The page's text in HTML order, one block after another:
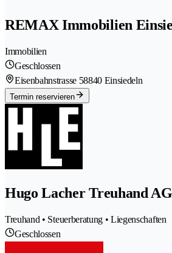
REMAX Immobilien
Immobilien
Geschlossen
Eisenbahnstrasse 58840 Einsiedeln
Termin reservieren
Hugo Lacher Treuhand AG
Treuhand • Steuerberatung • Liegenschaften
Geschlossen